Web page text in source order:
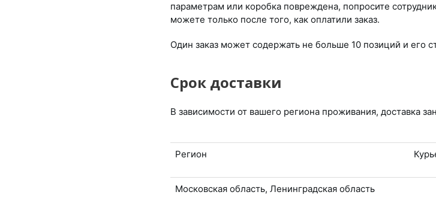
параметрам или коробка повреждена, попросите
можете только после того, как оплатили заказ.
Один заказ может содержать не больше 10 позиций и его
Срок доставки
В зависимости от вашего региона проживания, доставка
Регион
Московская область, Ленинградская область